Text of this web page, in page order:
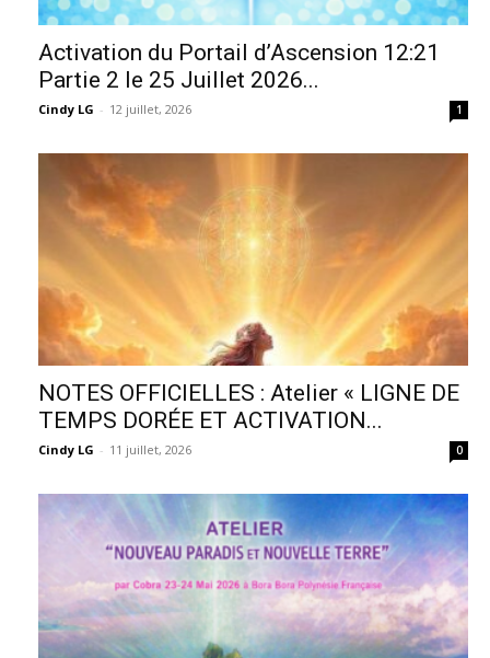
Activation du Portail d’Ascension 12:21
Partie 2 le 25 Juillet 2026...
Cindy LG - 12 juillet, 2026 1
NOTES OFFICIELLES : Atelier « LIGNE DE
TEMPS DORÉE ET ACTIVATION...
Cindy LG - 11 juillet, 2026 0